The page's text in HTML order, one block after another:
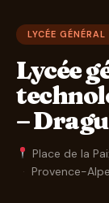
LYCÉE
Lycée
–
Place de la
· Provence-